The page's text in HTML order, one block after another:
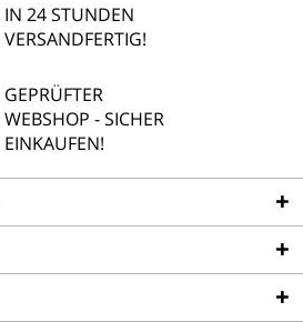
IN 24 STUNDEN
VERSANDFERTIG!
GEPRÜFTER
WEBSHOP - SICHER
EINKAUFEN!